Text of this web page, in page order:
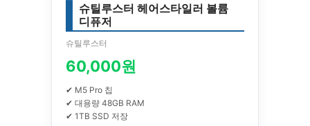
슈틸루스터 헤어스타일러 볼륨
디퓨저
슈틸루스터
60,000원
✔ M5 Pro 칩
✔ 대용량 48GB RAM
✔ 1TB SSD 저장